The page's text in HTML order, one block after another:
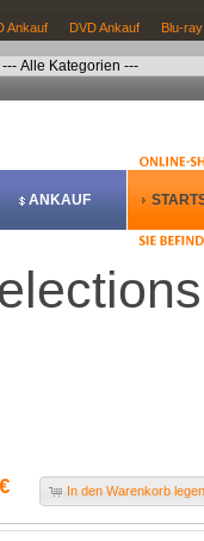
Ankauf DVD Ankauf Blu-
ANKAUF
In den Warenkorb